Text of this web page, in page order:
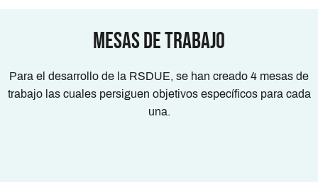
Mesas de Trabajo
Para el desarrollo de la RSDUE, se han creado 4 mesas de
trabajo las cuales persiguen objetivos específicos para cada
una.